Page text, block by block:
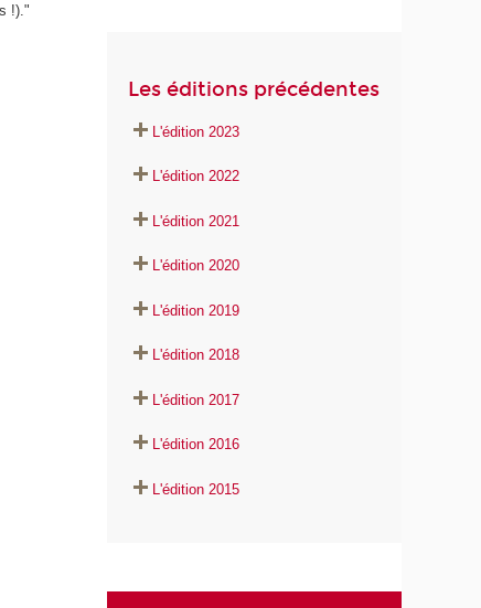
!)."
Les éditions précédentes
L'édition 2023
L'édition 2022
L'édition 2021
L'édition 2020
L'édition 2019
L'édition 2018
L'édition 2017
L'édition 2016
L'édition 2015